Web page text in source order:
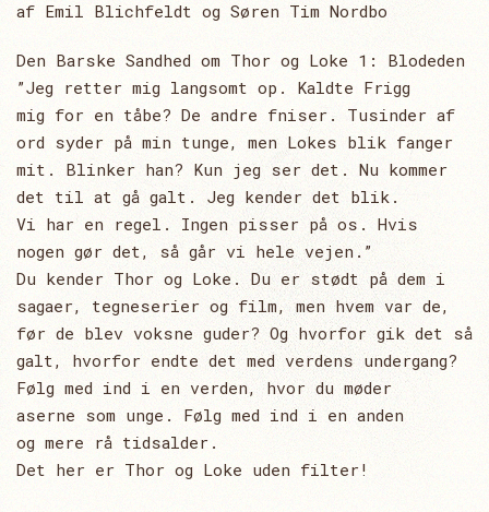
af Emil Blichfeldt og Søren Tim Nordbo
Den Barske Sandhed om Thor og Loke 1: Blodeden
”Jeg retter mig langsomt op. Kaldte Frigg
mig for en tåbe? De andre fniser. Tusinder af
ord syder på min tunge, men Lokes blik fanger
mit. Blinker han? Kun jeg ser det. Nu kommer
det til at gå galt. Jeg kender det blik.
Vi har en regel. Ingen pisser på os. Hvis
nogen gør det, så går vi hele vejen.”
Du kender Thor og Loke. Du er stødt på dem i
sagaer, tegneserier og film, men hvem var de,
før de blev voksne guder? Og hvorfor gik det så
galt, hvorfor endte det med verdens undergang?
Følg med ind i en verden, hvor du møder
aserne som unge. Følg med ind i en anden
og mere rå tidsalder.
Det her er Thor og Loke uden filter!